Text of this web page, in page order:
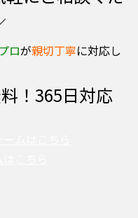
ロが親切丁寧に対応し
！365日対応